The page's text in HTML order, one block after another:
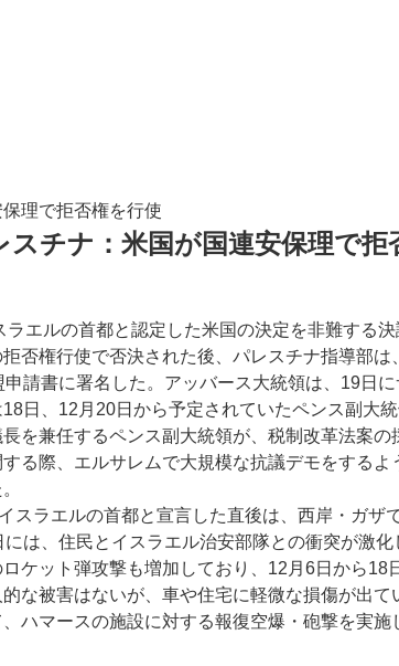
理で拒否権を行使
チナ：米国が国連安保理で拒
エルの首都と認定した米国の決定を非難する
否権行使で否決された後、パレスチナ指導部
請書に署名した。アッバース大統領は、19日
日、12月20日から予定されていたペンス副大
を兼任するペンス副大統領が、税制改革法案
る際、エルサレムで大規模な抗議デモをする
ラエルの首都と宣言した直後は、西岸・ガザ
は、住民とイスラエル治安部隊との衝突が激
ケット弾攻撃も増加しており、12月6日から
な被害はないが、車や住宅に軽微な損傷が出
ハマースの施設に対する報復空爆・砲撃を実